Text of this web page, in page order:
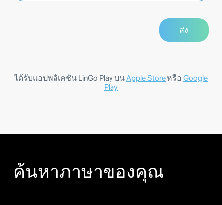
ได้รับแอปพลิเคชัน LinGo Play บนApple Store หรือ Google
Play
ค้นหาภาษาของคุณ